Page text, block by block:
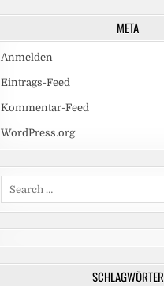
META
Anmelden
Eintrags-Feed
Kommentar-Feed
WordPress.org
SCHLAGWÖRTER